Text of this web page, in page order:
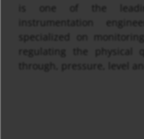
is one of the
instrumentation
specialized on
regulating the physical
through, pressure, level